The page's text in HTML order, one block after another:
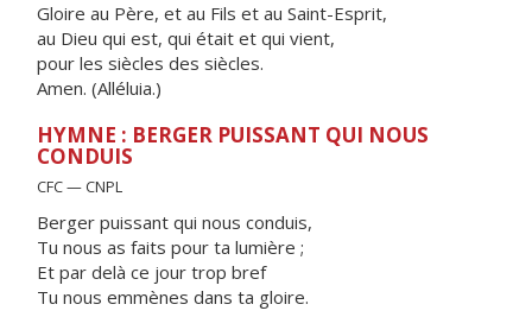
Gloire au Père, et au Fils et au Saint-Esprit,
au Dieu qui est, qui était et qui vient,
pour les siècles des siècles.
Amen. (Alléluia.)
HYMNE : BERGER PUISSANT QUI NOUS
CONDUIS
CFC — CNPL
Berger puissant qui nous conduis,
Tu nous as faits pour ta lumière ;
Et par delà ce jour trop bref
Tu nous emmènes dans ta gloire.